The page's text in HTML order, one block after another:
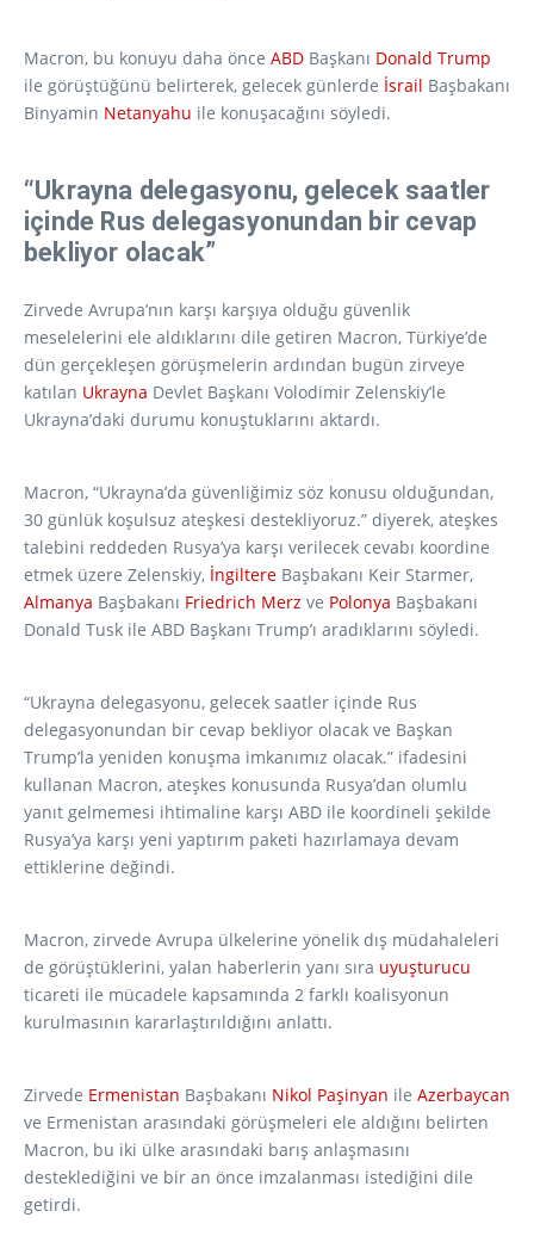
Macron, bu konuyu daha önce ABD Başkanı Donald Trump
ile görüştüğünü belirterek, gelecek günlerde İsrail Başbakanı
Binyamin Netanyahu ile konuşacağını söyledi.
“Ukrayna delegasyonu, gelecek saatler
içinde Rus delegasyonundan bir cevap
bekliyor olacak”
Zirvede Avrupa’nın karşı karşıya olduğu güvenlik
meselelerini ele aldıklarını dile getiren Macron, Türkiye’de
dün gerçekleşen görüşmelerin ardından bugün zirveye
katılan Ukrayna Devlet Başkanı Volodimir Zelenskiy’le
Ukrayna’daki durumu konuştuklarını aktardı.
Macron, “Ukrayna’da güvenliğimiz söz konusu olduğundan,
30 günlük koşulsuz ateşkesi destekliyoruz.” diyerek, ateşkes
talebini reddeden Rusya’ya karşı verilecek cevabı koordine
etmek üzere Zelenskiy, İngiltere Başbakanı Keir Starmer,
Almanya Başbakanı Friedrich Merz ve Polonya Başbakanı
Donald Tusk ile ABD Başkanı Trump’ı aradıklarını söyledi.
“Ukrayna delegasyonu, gelecek saatler içinde Rus
delegasyonundan bir cevap bekliyor olacak ve Başkan
Trump’la yeniden konuşma imkanımız olacak.” ifadesini
kullanan Macron, ateşkes konusunda Rusya’dan olumlu
yanıt gelmemesi ihtimaline karşı ABD ile koordineli şekilde
Rusya’ya karşı yeni yaptırım paketi hazırlamaya devam
ettiklerine değindi.
Macron, zirvede Avrupa ülkelerine yönelik dış müdahaleleri
de görüştüklerini, yalan haberlerin yanı sıra uyuşturucu
ticareti ile mücadele kapsamında 2 farklı koalisyonun
kurulmasının kararlaştırıldığını anlattı.
Zirvede Ermenistan Başbakanı Nikol Paşinyan ile Azerbaycan
ve Ermenistan arasındaki görüşmeleri ele aldığını belirten
Macron, bu iki ülke arasındaki barış anlaşmasını
desteklediğini ve bir an önce imzalanması istediğini dile
getirdi.